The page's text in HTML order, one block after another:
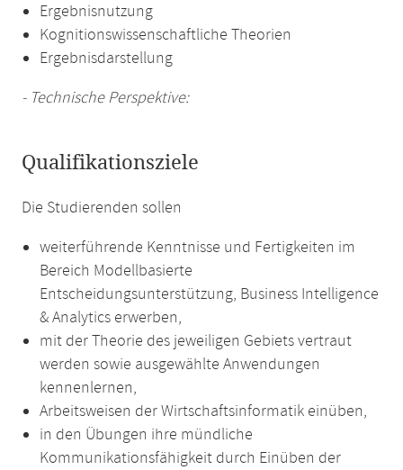
Ergebnisnutzung
Kognitionswissenschaftliche Theorien
Ergebnisdarstellung
- Technische Perspektive:
Qualifikationsziele
Die Studierenden sollen
weiterführende Kenntnisse und Fertigkeiten im
Bereich Modellbasierte
Entscheidungsunterstützung, Business Intelligence
& Analytics erwerben,
mit der Theorie des jeweiligen Gebiets vertraut
werden sowie ausgewählte Anwendungen
kennenlernen,
Arbeitsweisen der Wirtschaftsinformatik einüben,
in den Übungen ihre mündliche
Kommunikationsfähigkeit durch Einüben der